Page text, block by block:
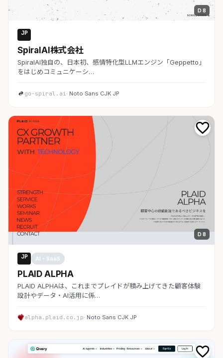
D 8
JP
SpiralAI株式会社
SpiralAI独自の、日本初、感情特化型LLMエンジン「Geppetto」
をはじめコミュニケーシ…
go-spiral.ai· Noto Sans CJK JP
D 8
JP AI・SaaS
PLAID ALPHA
PLAID ALPHAは、これまでプレイドが積み上げてきた顧客体験
設計やデータ・AI活用に係…
alpha.plaid.co.jp· Noto Sans CJK JP